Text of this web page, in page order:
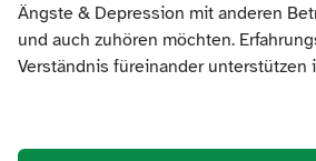
Ängste & Depression mit anderen
und auch zuhören möchten.
Verständnis füreinander unterstützen